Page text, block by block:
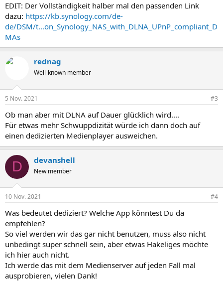
EDIT: Der Vollständigkeit halber mal den passenden Link
dazu: https://kb.synology.com/de-
de/DSM/t...on_Synology_NAS_with_DLNA_UPnP_compliant_D
MAs
rednag
Well-known member
5 Nov. 2021 #3
Ob man aber mit DLNA auf Dauer glücklich wird....
Für etwas mehr Schwuppdizität würde ich dann doch auf
einen dedizierten Medienplayer ausweichen.
D devanshell
New member
10 Nov. 2021 #4
Was bedeutet dediziert? Welche App könntest Du da
empfehlen?
So viel werden wir das gar nicht benutzen, muss also nicht
unbedingt super schnell sein, aber etwas Hakeliges möchte
ich hier auch nicht.
Ich werde das mit dem Medienserver auf jeden Fall mal
ausprobieren, vielen Dank!